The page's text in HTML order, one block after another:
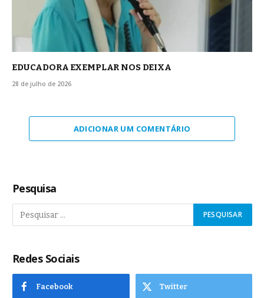
EDUCADORA EXEMPLAR NOS DEIXA
28 de julho de 2026
ADICIONAR UM COMENTÁRIO
Pesquisa
Redes Sociais
Facebook Twitter